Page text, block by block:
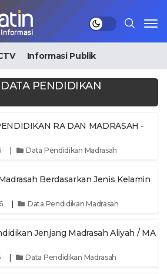
Informasi Publik
PENDIDIKAN
RA DAN MADRASAH -
| Data Pendidikan Madrasah
Berdasarkan Jenis Kelamin
| Data Pendidikan Madrasah
Jenjang Madrasah Aliyah / MA
| Data Pendidikan Madrasah